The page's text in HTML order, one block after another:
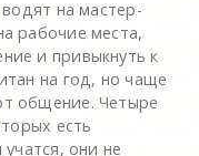
на мастер-
рабочие места,
и привыкнуть к
на год, но чаще
общение. Четыре
есть
они не